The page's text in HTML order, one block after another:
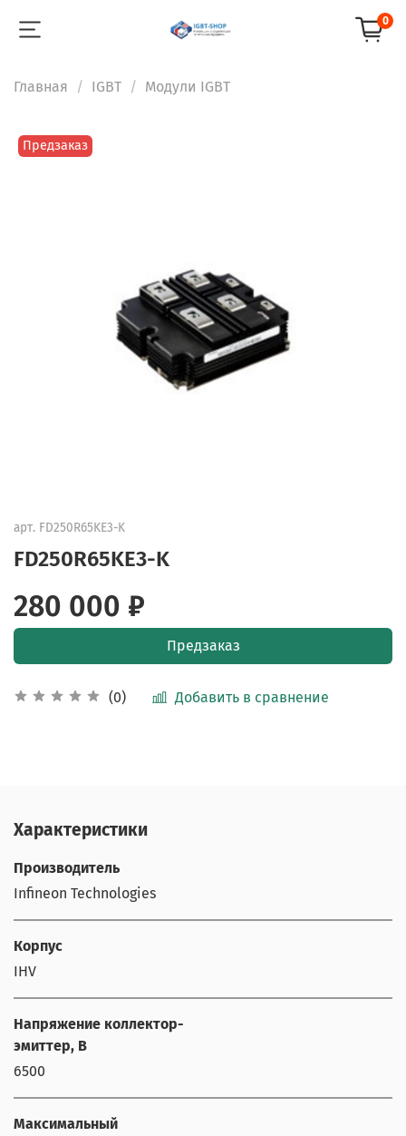
0
Главная IGBT Модули IGBT
Предзаказ
арт. FD250R65KE3-K
FD250R65KE3-K
(0) Добавить в сравнение
280 000 ₽
Предзаказ
Характеристики
Производитель
Infineon Technologies
Корпус
IHV
Напряжение коллектор-
эмиттер, В
6500
Максимальный